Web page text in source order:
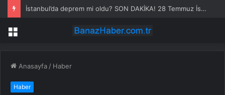
İstanbul’da deprem mi oldu? SON DAKİKA! 28 Temmuz İstanbul’da az önce nerede deprem oldu?
Menü
Anasayfa / Haber
Haber